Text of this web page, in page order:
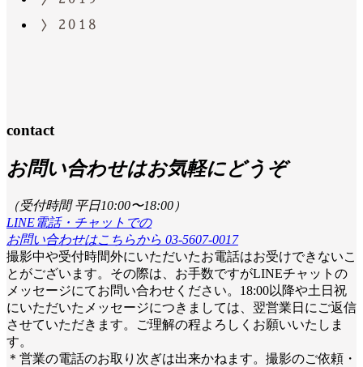
2018
contact
お問い合わせはお気軽にどうぞ
（受付時間 平日10:00〜18:00）
LINE電話・チャットでの
お問い合わせはこちらから 03-5607-0017
撮影中や受付時間外にいただいたお電話はお受けできないこ
とがございます。その際は、お手数ですがLINEチャットの
メッセージにてお問い合わせください。18:00以降や土日祝
にいただいたメッセージにつきましては、翌営業日にご返信
させていただきます。ご理解の程よろしくお願いいたしま
す。
＊営業の電話のお取り次ぎは出来かねます。撮影のご依頼・